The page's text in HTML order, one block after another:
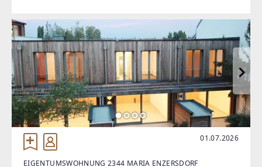
01.07.2026
EIGENTUMSWOHNUNG 2344 MARIA ENZERSDORF